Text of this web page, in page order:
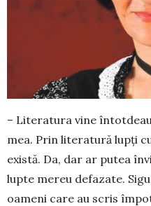
– Literatura vine
mea. Prin lite­ratură lupți
există. Da, dar ar putea
lupte mereu defa­zate.
oameni care au scris